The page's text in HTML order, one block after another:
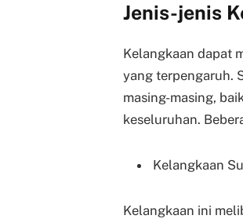
Jenis-jenis
Kelangkaan dapat
yang terpengaruh.
masing-masing,
keseluruhan.
Kelangkaan
Kelangkaan ini